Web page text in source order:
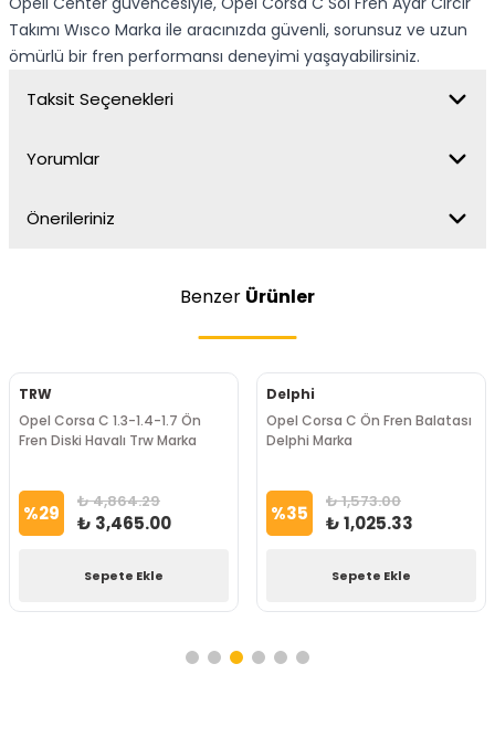
Takımı Wısco Marka ile aracınızda güvenli, sorunsuz ve uzun
ömürlü bir fren performansı deneyimi yaşayabilirsiniz.
Taksit Seçenekleri
Yorumlar
Önerileriniz
Benzer Ürünler
TRW
Opel Corsa C 1.3-1.4-1.7 Ön
Fren Diski Havalı Trw Marka
%29 ₺ 4,864.29
₺ 3,465.00
Sepete Ekle
Delphi
Opel Corsa C Ön Fren Balatası
Delphi Marka
%35 ₺ 1,573.00
₺ 1,025.33
Sepete Ekle